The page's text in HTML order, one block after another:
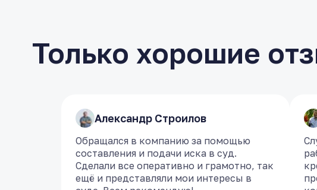
Только хорошие
​Александр Строилов
Обращался в компанию за помощью
составления и подачи иска в суд.
Сделали все оперативно и грамотно, так
ещё и представляли мои интересы в
​Александр Строилов
Обращался в компанию за помощью
составления и подачи иска в суд.
Сделали все оперативно и грамотно, так
ещё и представляли мои интересы в